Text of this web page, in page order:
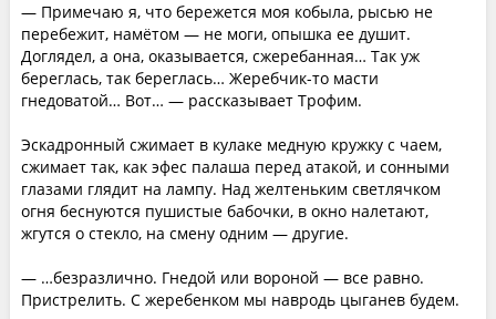
— Примечаю я, что бережется моя кобыла, рысью не
перебежит, намётом — не моги, опышка ее душит.
Доглядел, а она, оказывается, сжеребанная… Так уж
береглась, так береглась… Жеребчик-то масти
гнедоватой… Вот… — рассказывает Трофим.
Эскадронный сжимает в кулаке медную кружку с чаем,
сжимает так, как эфес палаша перед атакой, и сонными
глазами глядит на лампу. Над желтеньким светлячком
огня беснуются пушистые бабочки, в окно налетают,
жгутся о стекло, на смену одним — другие.
— …безразлично. Гнедой или вороной — все равно.
Пристрелить. С жеребенком мы навродь цыганев будем.